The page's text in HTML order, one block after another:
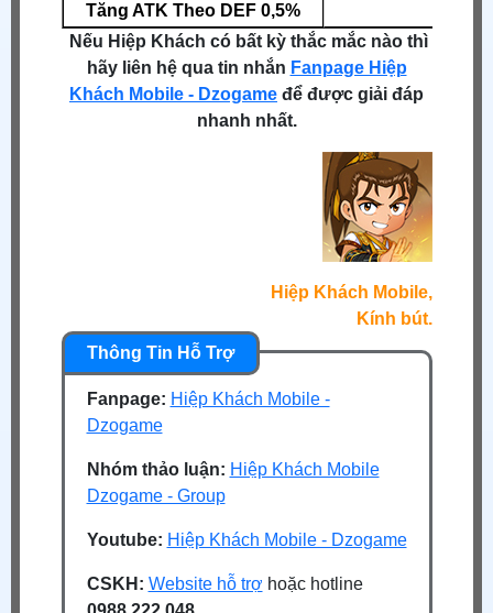
Tăng ATK Theo DEF 0,5%
Nếu Hiệp Khách có bất kỳ thắc mắc nào thì
hãy liên hệ qua tin nhắn Fanpage Hiệp
Khách Mobile - Dzogame để được giải đáp
nhanh nhất.
Hiệp Khách Mobile,
Kính bút.
Fanpage: Hiệp Khách Mobile -
Dzogame
Nhóm thảo luận: Hiệp Khách Mobile
Dzogame - Group
Youtube: Hiệp Khách Mobile - Dzogame
CSKH: Website hỗ trợ hoặc hotline